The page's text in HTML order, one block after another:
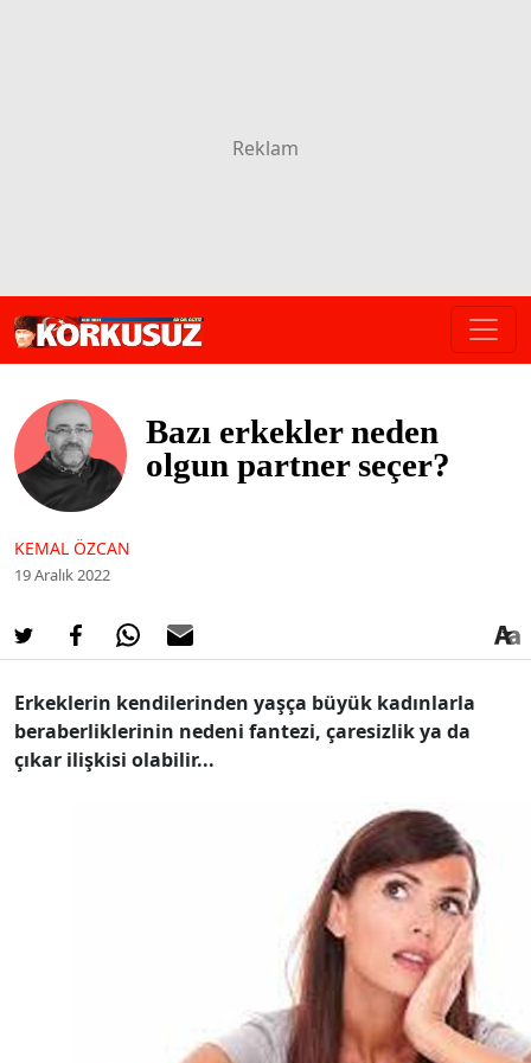
Bazı erkekler neden
olgun partner seçer?
KEMAL ÖZCAN
19 Aralık 2022
Erkeklerin kendilerinden yaşça büyük kadınlarla
beraberliklerinin nedeni fantezi, çaresizlik ya da
çıkar ilişkisi olabilir...